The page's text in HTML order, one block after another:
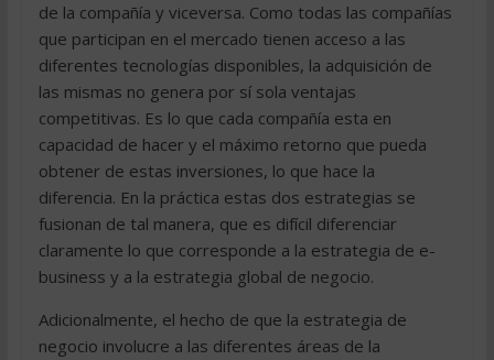
de la compañía y viceversa. Como todas las compañías
que participan en el mercado tienen acceso a las
diferentes tecnologías disponibles, la adquisición de
las mismas no genera por sí sola ventajas
competitivas. Es lo que cada compañía esta en
capacidad de hacer y el máximo retorno que pueda
obtener de estas inversiones, lo que hace la
diferencia. En la práctica estas dos estrategias se
fusionan de tal manera, que es difícil diferenciar
claramente lo que corresponde a la estrategia de e-
business y a la estrategia global de negocio.
Adicionalmente, el hecho de que la estrategia de
negocio involucre a las diferentes áreas de la